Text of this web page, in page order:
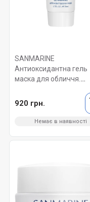
SANMARINE
Антиоксидантна гель
маска для обличчя.
hyaluron mask 50 мл.
920 грн.
Немає в наявності